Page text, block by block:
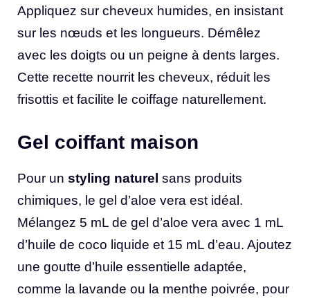
Appliquez sur cheveux humides, en insistant
sur les nœuds et les longueurs. Démêlez
avec les doigts ou un peigne à dents larges.
Cette recette nourrit les cheveux, réduit les
frisottis et facilite le coiffage naturellement.
Gel coiffant maison
Pour un styling naturel sans produits
chimiques, le gel d’aloe vera est idéal.
Mélangez 5 mL de gel d’aloe vera avec 1 mL
d’huile de coco liquide et 15 mL d’eau. Ajoutez
une goutte d’huile essentielle adaptée,
comme la lavande ou la menthe poivrée, pour